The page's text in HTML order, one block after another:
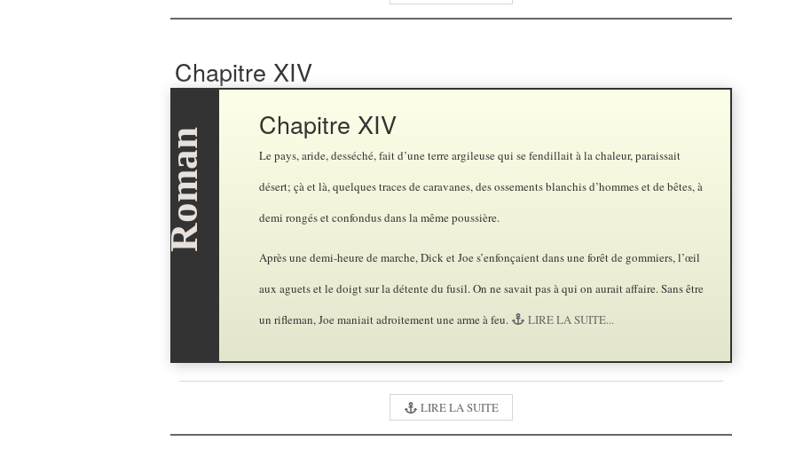
Chapitre XIV
Chapitre XIV
Le pays, aride, desséché, fait d’une terre argileuse qui se fendillait à la chaleur, paraissait
désert; çà et là, quelques traces de caravanes, des ossements blanchis d’hommes et de bêtes, à
demi rongés et confondus dans la même poussière.
Après une demi-heure de marche, Dick et Joe s’enfonçaient dans une forêt de gommiers, l’œil
aux aguets et le doigt sur la détente du fusil. On ne savait pas à qui on aurait affaire. Sans être
un rifleman, Joe maniait adroitement une arme à feu.
LIRE LA SUITE...
LIRE LA SUITE